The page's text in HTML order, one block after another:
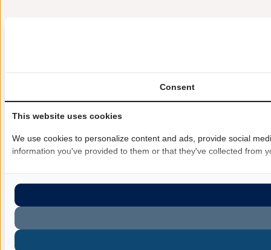
Consent
This website uses cookies
We use cookies to personalize content and ads, provide social
information you've provided to them or that they've collected from